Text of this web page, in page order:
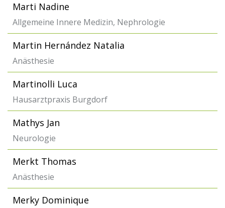
Marti Nadine
Allgemeine Innere Medizin, Nephrologie
Martin Hernández Natalia
Anästhesie
Martinolli Luca
Hausarztpraxis Burgdorf
Mathys Jan
Neurologie
Merkt Thomas
Anästhesie
Merky Dominique